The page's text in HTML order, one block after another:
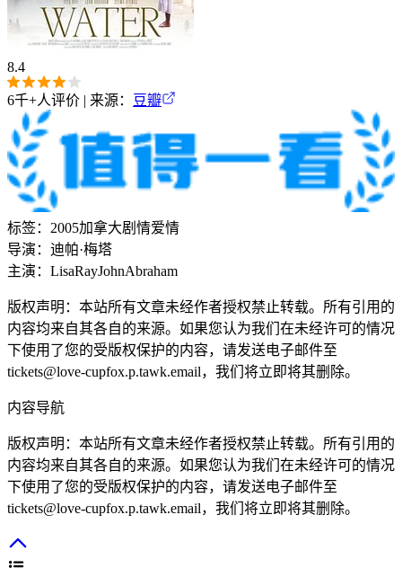
8.4
6千+人评价 | 来源： 豆瓣
标签： 2005加拿大剧情爱情
导演： 迪帕·梅塔
主演： LisaRayJohnAbraham
版权声明：本站所有文章未经作者授权禁止转载。所有引用的
内容均来自其各自的来源。如果您认为我们在未经许可的情况
下使用了您的受版权保护的内容，请发送电子邮件至
tickets@love-cupfox.p.tawk.email，我们将立即将其删除。
内容导航
版权声明：本站所有文章未经作者授权禁止转载。所有引用的
内容均来自其各自的来源。如果您认为我们在未经许可的情况
下使用了您的受版权保护的内容，请发送电子邮件至
tickets@love-cupfox.p.tawk.email，我们将立即将其删除。